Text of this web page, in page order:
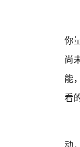
你
尚
能
看